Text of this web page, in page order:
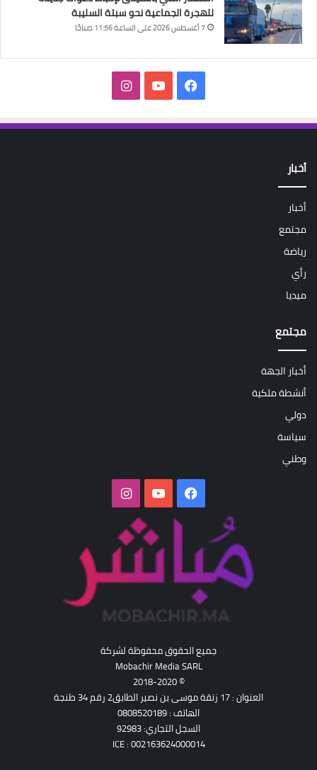
للهجرة الجماعية نحو سبتة السليبة
7 أغسطس 2026 على الساعة 11:56 صباحًا
فيسبوك‫YouTubeانستقرام
أخبار
أخبار
مجتمع
رياضة
رأي
ميديا
مجتمع
أخبار الجهة
أنشطة ملكية
دولي
سياسة
وطني
فيسبوك‫YouTubeانستقرام
جميع الحقوق محفوظة لشركة
Mobachir Media SARL
© 2018-2020
العنوان : 17 زنقة موسى بن نصير الطابق2 رقم 34 طنجة
الهاتف : 0808520189
السجل التجاري: 92983
ICE : 002163624000014